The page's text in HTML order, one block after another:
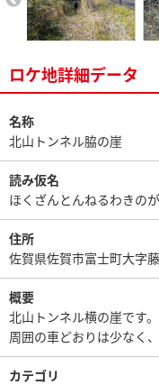
ロケ地詳細データ
名称
北山トンネル脇の崖
読み仮名
ほくざんとんねるわきの
住所
佐賀県佐賀市富士町大字
概要
北山トンネル横の崖です
周囲の車どおりは少なく
カテゴリ